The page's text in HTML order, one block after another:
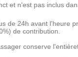
et n'est pas inclus
de 24h avant l'heure
de contribution.
conserve